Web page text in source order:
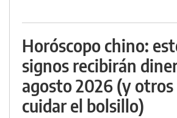
Horóscopo chino:
signos recibirán
agosto 2026 (y otros
cuidar el bolsillo)